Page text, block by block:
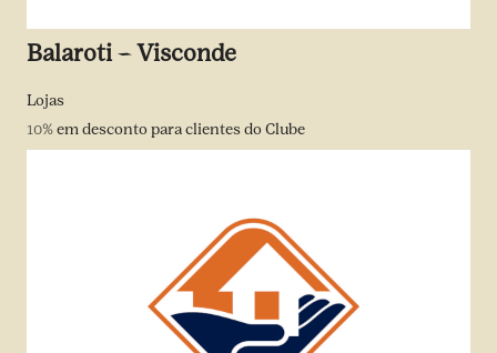
Balaroti – Visconde
Lojas
10%em desconto para clientes do Clube